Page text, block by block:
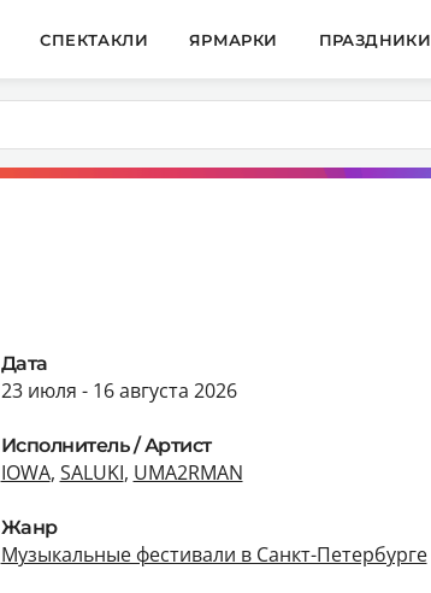
СПЕКТАКЛИ ЯРМАРКИ ПРАЗДНИКИ
Дата
23 июля - 16 августа 2026
Исполнитель / Артист
IOWA, SALUKI, UMA2RMAN
Жанр
Музыкальные фестивали в Санкт-Петербурге